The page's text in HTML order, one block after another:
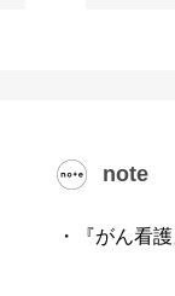
note
・『がん看